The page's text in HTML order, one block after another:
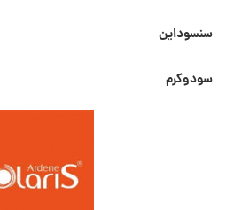
سنسوداین
سودوکرم